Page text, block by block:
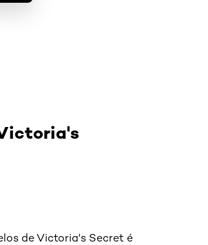
de Victoria's Secret é